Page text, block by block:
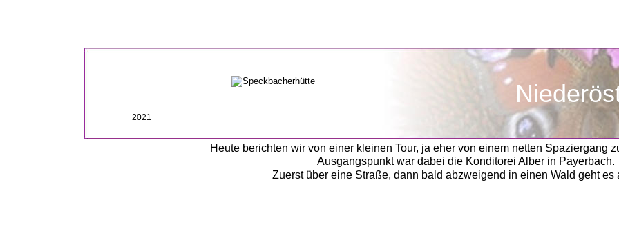
Heute berichten wir von einer kleinen Tour, ja eher von einem netten Spaziergang
Ausgangspunkt war dabei die Konditorei Alber in Payerbach.
Zuerst über eine Straße, dann bald abzweigend in einen Wald geht es
2021